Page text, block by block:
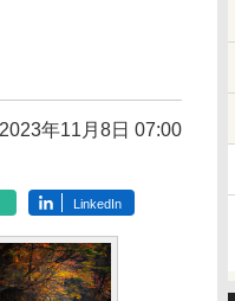
2023年11月8日 07:00
LinkedIn